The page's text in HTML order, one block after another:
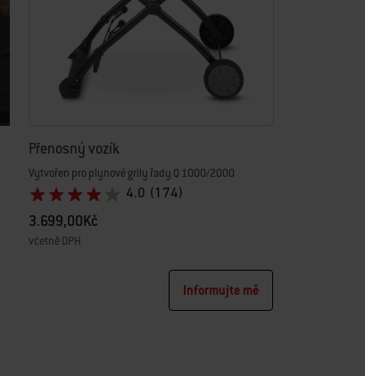
Přenosný vozík
Vytvořen pro plynové grily řady Q 1000/2000
4.0 (174)
3.699,00Kč
včetně DPH
Informujte mě